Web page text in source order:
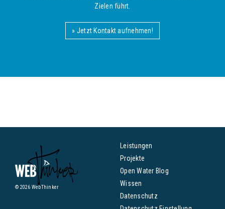
Zielen führt.
» Jetzt Kontakt aufnehmen!
© 2026 WebThinker
Leistungen
Projekte
Open Water Blog
Wissen
Datenschutz